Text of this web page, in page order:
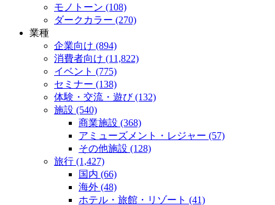
モノトーン (108)
ダークカラー (270)
業種
企業向け (894)
消費者向け (11,822)
イベント (775)
セミナー (138)
体験・交流・遊び (132)
施設 (540)
商業施設 (368)
アミューズメント・レジャー (57)
その他施設 (128)
旅行 (1,427)
国内 (66)
海外 (48)
ホテル・旅館・リゾート (41)